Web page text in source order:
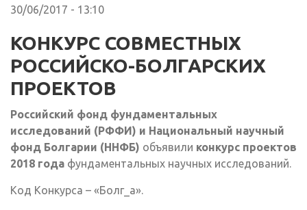
30/06/2017 - 13:10
КОНКУРС СОВМЕСТНЫХ
РОССИЙСКО-БОЛГАРСКИХ
ПРОЕКТОВ
Российский фонд фундаментальных
исследований (РФФИ) и Национальный научный
фонд Болгарии (ННФБ) объявили конкурс проектов
2018 года фундаментальных научных исследований.
Код Конкурса – «Болг_а».